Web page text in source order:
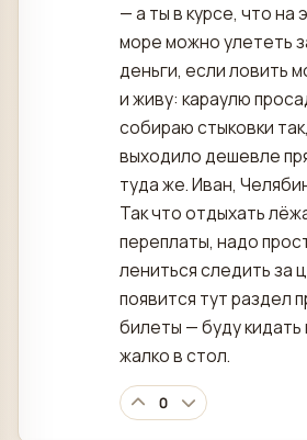
— а ты в курсе, что на
море можно улететь
деньги, если ловить
и живу: караулю
собираю стыковки
выходило дешевле
туда же. Иван,
Так что отдыхать
переплаты, надо
лениться следить за
появится тут раздел
билеты — буду кидать
жалко в стол.
0